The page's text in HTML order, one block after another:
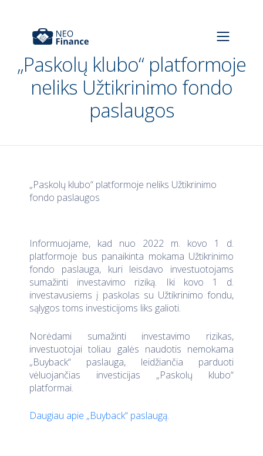
„Paskolų klubo“ platformoje
neliks Užtikrinimo fondo
paslaugos
„Paskolų klubo“ platformoje neliks Užtikrinimo
fondo paslaugos
Informuojame, kad nuo 2022 m. kovo 1 d.
platformoje bus panaikinta mokama Užtikrinimo
fondo paslauga, kuri leisdavo investuotojams
sumažinti investavimo riziką. Iki kovo 1 d.
investavusiems į paskolas su Užtikrinimo fondu,
sąlygos toms investicijoms liks galioti.
Norėdami sumažinti investavimo rizikas,
investuotojai toliau galės naudotis nemokama
„Buyback“ paslauga, leidžiančia parduoti
vėluojančias investicijas „Paskolų klubo“
platformai.
Daugiau apie „Buyback“ paslaugą.